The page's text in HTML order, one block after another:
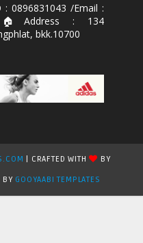
0896831043 /Email :
/🏠Address : 134
bkk.10700
| CRAFTED WITH
BY
BY GOOYAABI TEMPLATES